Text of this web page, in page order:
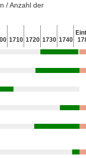
/ Anzahl der
1710 1720 1730 1740